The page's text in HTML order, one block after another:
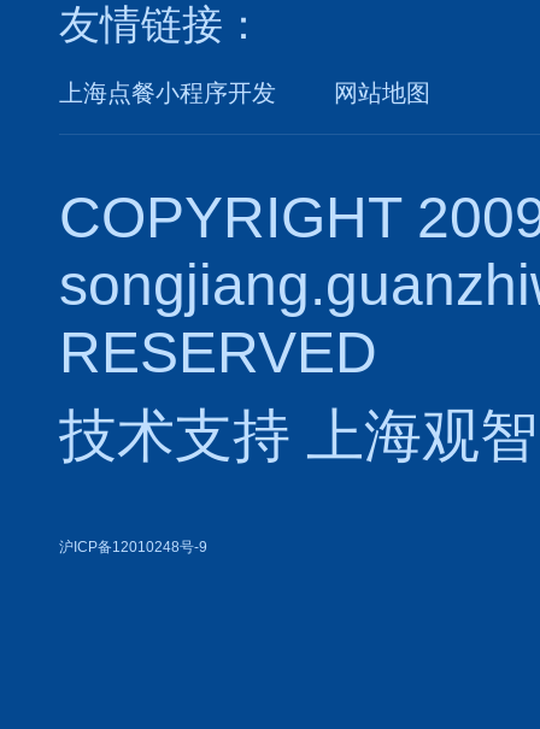
友情链接：
上海点餐小程序开发 网站地图
COPYRIGHT
RESERVED
技术支持
上海观
沪ICP备12010248号-9